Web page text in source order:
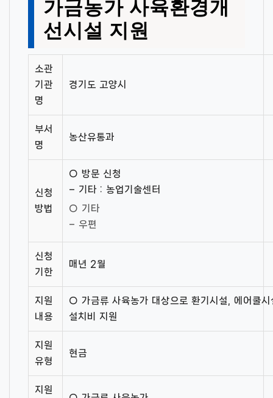
가금농가 사육환경개
선시설 지원
소관
기관
명
경기도 고양시
부서
명
농산유통과
신청
방법
○ 방문 신청
– 기타 : 농업기술센터
○ 기타
– 우편
신청
기한
매년 2월
지원
내용
○ 가금류 사육농가 대상으로 환기시설, 에어쿨
설치비 지원
지원
유형
현금
지원